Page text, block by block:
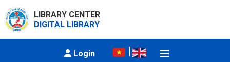
LIBRARY CENTER
DIGITAL LIBRARY
Login